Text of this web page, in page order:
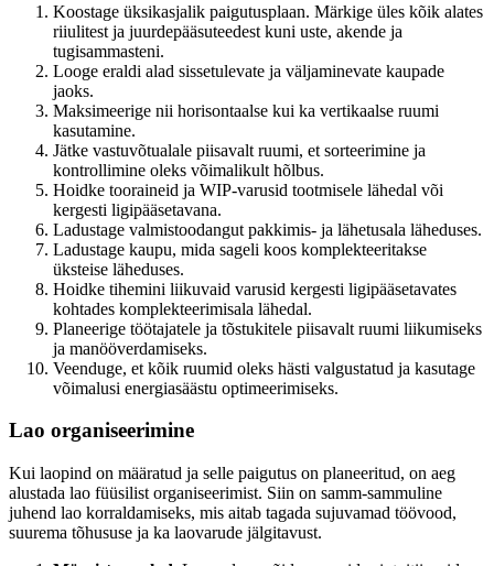
Koostage üksikasjalik paigutusplaan. Märkige üles kõik alates
riiulitest ja juurdepääsuteedest kuni uste, akende ja
tugisammasteni.
Looge eraldi alad sissetulevate ja väljaminevate kaupade
jaoks.
Maksimeerige nii horisontaalse kui ka vertikaalse ruumi
kasutamine.
Jätke vastuvõtualale piisavalt ruumi, et sorteerimine ja
kontrollimine oleks võimalikult hõlbus.
Hoidke tooraineid ja WIP-varusid tootmisele lähedal või
kergesti ligipääsetavana.
Ladustage valmistoodangut pakkimis- ja lähetusala läheduses.
Ladustage kaupu, mida sageli koos komplekteeritakse
üksteise läheduses.
Hoidke tihemini liikuvaid varusid kergesti ligipääsetavates
kohtades komplekteerimisala lähedal.
Planeerige töötajatele ja tõstukitele piisavalt ruumi liikumiseks
ja manööverdamiseks.
Veenduge, et kõik ruumid oleks hästi valgustatud ja kasutage
võimalusi energiasäästu optimeerimiseks.
Lao organiseerimine
Kui laopind on määratud ja selle paigutus on planeeritud, on aeg
alustada lao füüsilist organiseerimist. Siin on samm-sammuline
juhend lao korraldamiseks, mis aitab tagada sujuvamad töövood,
suurema tõhususe ja ka laovarude jälgitavust.